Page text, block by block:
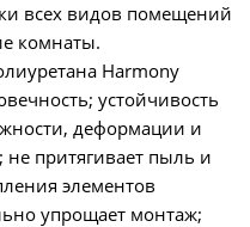
всех видов помещений
комнаты.
Harmony
устойчивость
деформации и
притягивает пыль и
элементов
упрощает монтаж;